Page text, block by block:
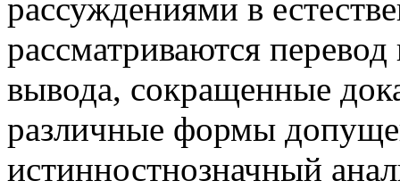
рассуждениями в
рассматриваются
вывода, сокращенные
различные формы
истинностнозначный